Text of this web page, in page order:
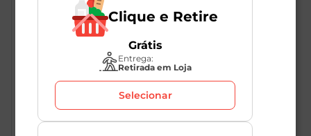
99
Clique e Retire
Grátis
Entrega:
Retirada em Loja
Selecionar